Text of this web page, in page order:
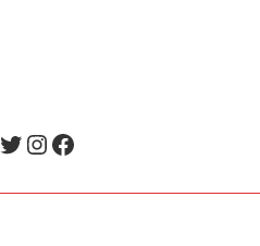
Twitter
Instagram
Facebook